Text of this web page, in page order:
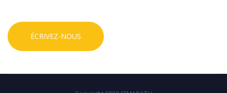
ÉCRIVEZ-NOUS